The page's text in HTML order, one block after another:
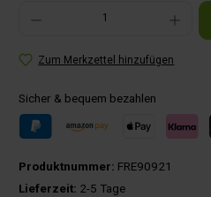
Produkt Anzahl: Gib den gewünschten Wert
Zum Merkzettel hinzufügen
Sicher & bequem bezahlen
Produktnummer: FRE90921
Lieferzeit: 2-5 Tage